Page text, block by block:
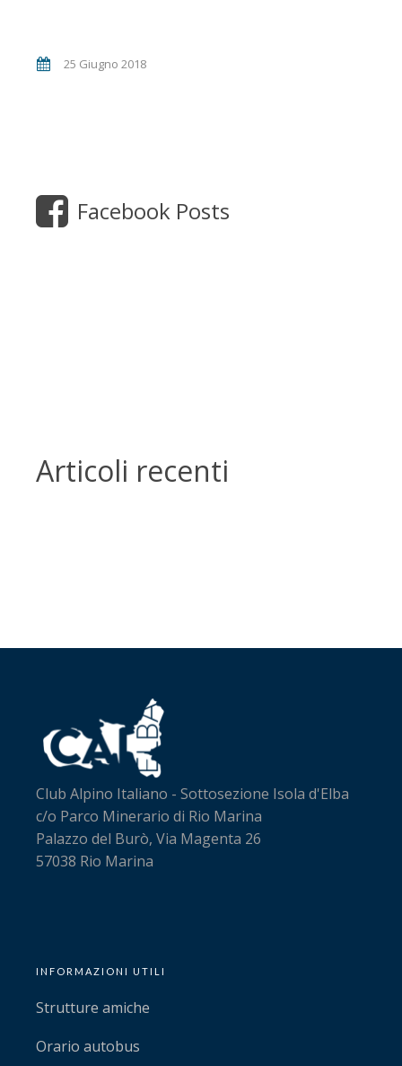
25 Giugno 2018
Facebook Posts
Articoli recenti
Club Alpino Italiano - Sottosezione Isola d'Elba
c/o Parco Minerario di Rio Marina
Palazzo del Burò, Via Magenta 26
57038 Rio Marina
INFORMAZIONI UTILI
Strutture amiche
Orario autobus